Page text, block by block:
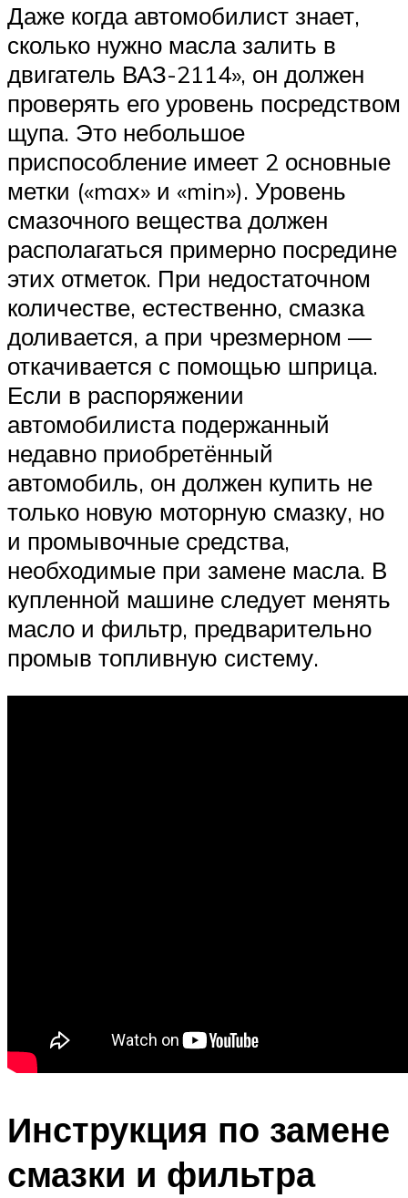
Даже когда автомобилист знает,
сколько нужно масла залить в
двигатель ВАЗ-2114», он должен
проверять его уровень посредством
щупа. Это небольшое
приспособление имеет 2 основные
метки («max» и «min»). Уровень
смазочного вещества должен
располагаться примерно посредине
этих отметок. При недостаточном
количестве, естественно, смазка
доливается, а при чрезмерном —
откачивается с помощью шприца.
Если в распоряжении
автомобилиста подержанный
недавно приобретённый
автомобиль, он должен купить не
только новую моторную смазку, но
и промывочные средства,
необходимые при замене масла. В
купленной машине следует менять
масло и фильтр, предварительно
промыв топливную систему.
Инструкция по замене
смазки и фильтра